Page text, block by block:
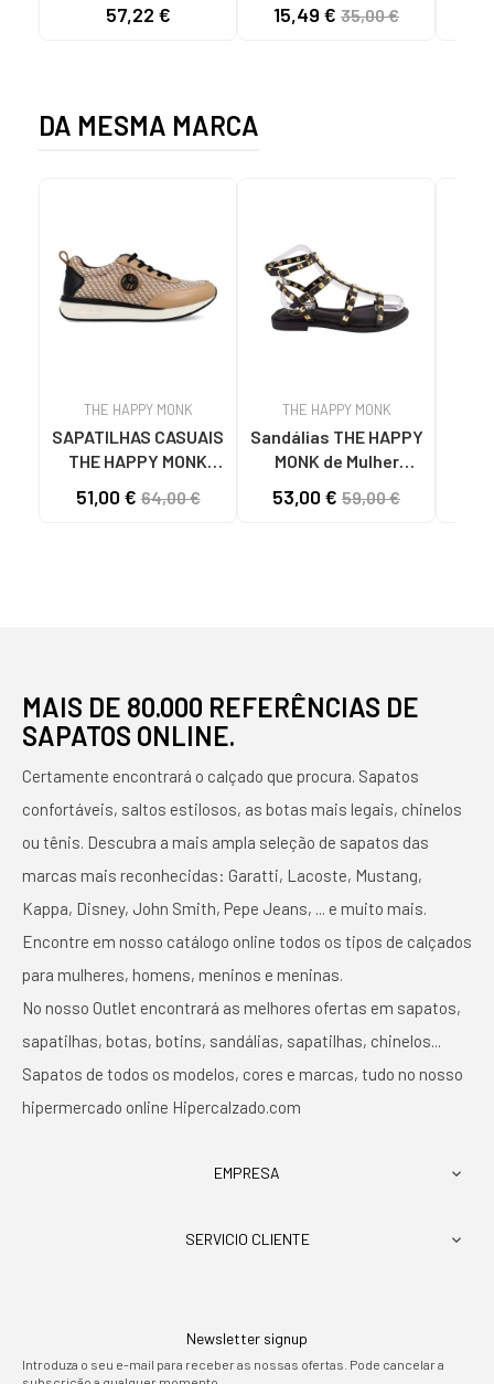
TELHA/NEOPRENE
57,22 €
C60056 C60056 -
15,49 € 35,00 €
DA MESMA MARCA
THE HAPPY MONK
SAPATILHAS CASUAIS
THE HAPPY MONK
LOGÓTIPO DISTINTIVO
51,00 €64,00 €
THE HAPPY MONK
Sandálias THE HAPPY
MONK de Mulher
SANDALIAS DE MUJER
53,00 € 59,00 €
MAIS DE 80.000 REFERÊNCIAS DE
SAPATOS ONLINE.
Certamente encontrará o calçado que procura. Sapatos
confortáveis, saltos estilosos, as botas mais legais, chinelos
ou tênis. Descubra a mais ampla seleção de sapatos das
marcas mais reconhecidas: Garatti, Lacoste, Mustang,
Kappa, Disney, John Smith, Pepe Jeans, ... e muito mais.
Encontre em nosso catálogo online todos os tipos de calçados
para mulheres, homens, meninos e meninas.
No nosso Outlet encontrará as melhores ofertas em sapatos,
sapatilhas, botas, botins, sandálias, sapatilhas, chinelos...
Sapatos de todos os modelos, cores e marcas, tudo no nosso
hipermercado online Hipercalzado.com
EMPRESA 
SERVICIO CLIENTE 
Newsletter signup
Introduza o seu e-mail para receber as nossas ofertas. Pode cancelar a